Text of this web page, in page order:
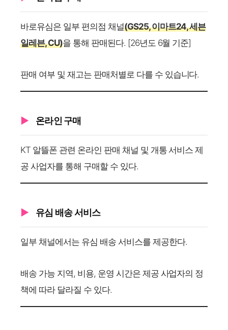
바로유심은 일부 편의점 채널(GS25, 이마트24, 세븐
일레븐, CU)을 통해 판매된다. [26년도 6월 기준]
판매 여부 및 재고는 판매처별로 다를 수 있습니다.
온라인 구매
KT 알뜰폰 관련 온라인 판매 채널 및 개통 서비스 제
공 사업자를 통해 구매할 수 있다.
유심 배송 서비스
일부 채널에서는 유심 배송 서비스를 제공한다.
배송 가능 지역, 비용, 운영 시간은 제공 사업자의 정
책에 따라 달라질 수 있다.